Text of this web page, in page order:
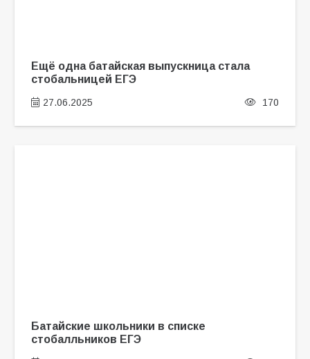
Ещё одна батайская выпускница стала
стобальницей ЕГЭ
27.06.2025 170
Батайские школьники в списке
стобалльников ЕГЭ